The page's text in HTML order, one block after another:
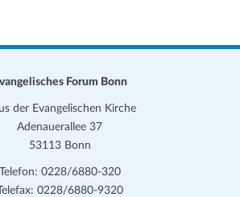
Forum Bonn
der Evangelischen Kirche
Adenauerallee 37
53113 Bonn
Telefon: 0228/6880-320
Telefax: 0228/6880-9320